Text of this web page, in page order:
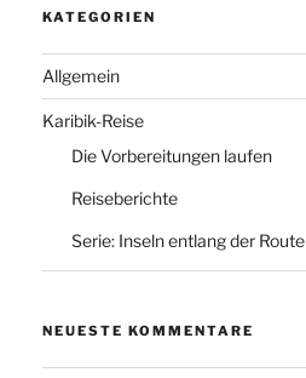
KATEGORIEN
Allgemein
Karibik-Reise
Die Vorbereitungen laufen
Reiseberichte
Serie: Inseln entlang der Route
NEUESTE KOMMENTARE